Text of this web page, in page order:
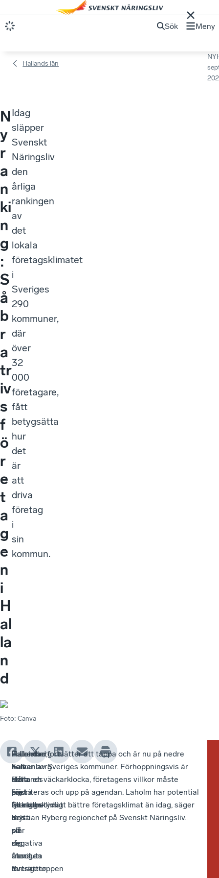
Sök Meny
Hallands län
N
y
r
a
n
ki
n
g
:
S
å
b
r
a
tr
iv
s
f
ö
r
e
t
a
g
e
n
i
H
al
la
n
d
Idag
släpper
Svenskt
Näringsliv
den
årliga
rankingen
av
det
lokala
företagsklimatet
i
Sveriges
290
kommuner,
där
över
32
000
företagare,
fått
betygsätta
hur
det
är
att
driva
företag
i
sin
kommun.
Foto: Canva
Falkenberg
har
Hallands
bästa
företagsklimat
och
slår
sig
återigen
in
–
Falkenberg
slår
sig
återigen
in
på
den
absoluta
Sverigetoppen
Halmstad,
som
förra
året
lyckades
bryta
sin
negativa
trend,
fortsätter
– Laholm fortsätter att tappa och är nu på nedre
halvan av Sveriges kommuner. Förhoppningsvis är
detta en väckarklocka, företagens villkor måste
prioriteras och upp på agendan. Laholm har potential
till ett betydligt bättre företagsklimat än idag, säger
Kristian Ryberg regionchef på Svenskt Näringsliv.